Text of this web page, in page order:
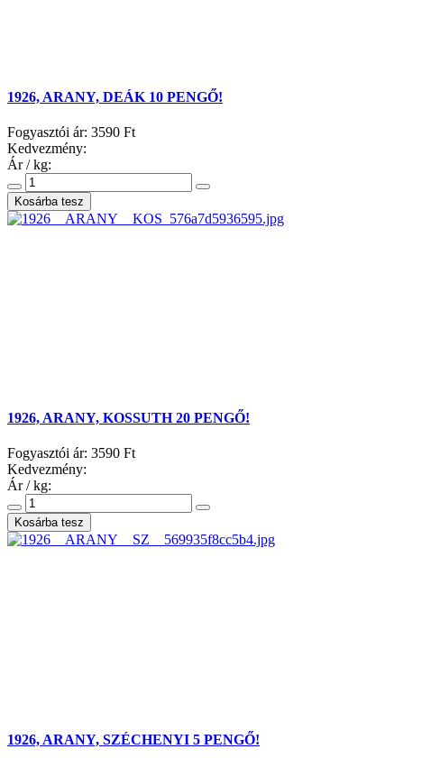
1926, ARANY, DEÁK 10 PENGŐ!
Fogyasztói ár: 3590 Ft
Kedvezmény:
Ár / kg:
1926, ARANY, KOSSUTH 20 PENGŐ!
Fogyasztói ár: 3590 Ft
Kedvezmény:
Ár / kg:
1926, ARANY, SZÉCHENYI 5 PENGŐ!